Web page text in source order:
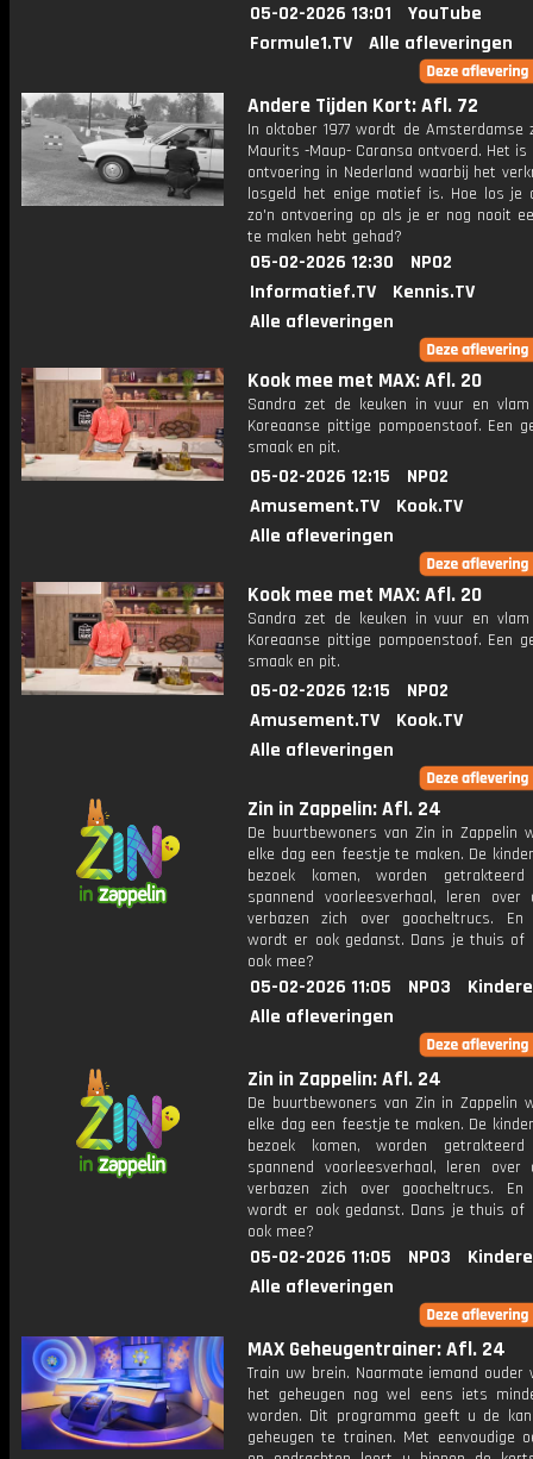
05-02-2026 13:01
YouTube
Formule1.TV
Alle afleveringen
Andere Tijden Kort: Afl. 72
In oktober 1977 wordt de Amsterdamse
Maurits -Maup- Caransa ontvoerd. Het
ontvoering in Nederland waarbij het
losgeld het enige motief is. Hoe los je
zo'n ontvoering op als je er nog nooit
te maken hebt gehad?
05-02-2026 12:30
NPO2
Informatief.TV
Kennis.TV
Alle afleveringen
Kook mee met MAX: Afl. 20
Sandra zet de keuken in vuur en
Koreaanse pittige pompoenstoof. Een
smaak en pit.
05-02-2026 12:15
NPO2
Amusement.TV
Kook.TV
Alle afleveringen
Kook mee met MAX: Afl. 20
Sandra zet de keuken in vuur en
Koreaanse pittige pompoenstoof. Een
smaak en pit.
05-02-2026 12:15
NPO2
Amusement.TV
Kook.TV
Alle afleveringen
Zin in Zappelin: Afl. 24
De buurtbewoners van Zin in Zappelin
elke dag een feestje te maken. De
bezoek komen, worden
spannend voorleesverhaal, leren
verbazen zich over goocheltrucs. En
wordt er ook gedanst. Dans je thuis of
ook mee?
05-02-2026 11:05 NPO3
Alle afleveringen
Zin in Zappelin: Afl. 24
De buurtbewoners van Zin in Zappelin
elke dag een feestje te maken. De
bezoek komen, worden
spannend voorleesverhaal, leren
verbazen zich over goocheltrucs. En
wordt er ook gedanst. Dans je thuis of
ook mee?
05-02-2026 11:05 NPO3
Alle afleveringen
MAX Geheugentrainer: Afl. 24
Train uw brein. Naarmate iemand ouder
het geheugen nog wel eens iets
worden. Dit programma geeft u de
geheugen te trainen. Met eenvoudige